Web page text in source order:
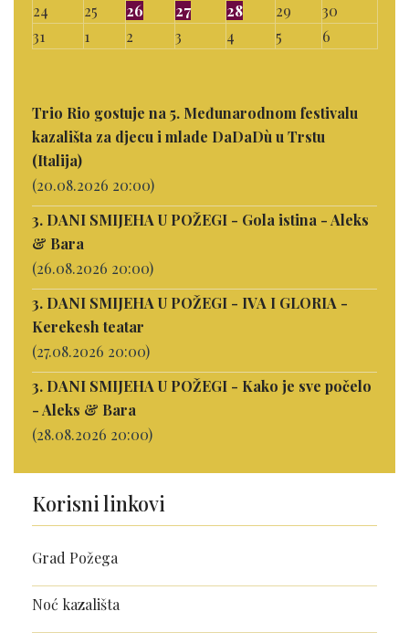
24
25 26 27 28 29
30
31
1 2 3 4 5 6
Trio Rio gostuje na 5. Međunarodnom festivalu
kazališta za djecu i mlade DaDaDù u Trstu
(Italija)
(20.08.2026 20:00)
3. DANI SMIJEHA U POŽEGI - Gola istina - Aleks
& Bara
(26.08.2026 20:00)
3. DANI SMIJEHA U POŽEGI - IVA I GLORIA -
Kerekesh teatar
(27.08.2026 20:00)
3. DANI SMIJEHA U POŽEGI - Kako je sve počelo
- Aleks & Bara
(28.08.2026 20:00)
Korisni linkovi
Grad Požega
Noć kazališta